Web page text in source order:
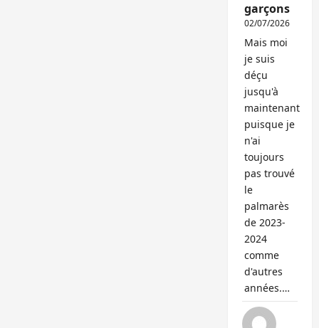
garçons
02/07/2026
Mais moi
je suis
déçu
jusqu'à
maintenant
puisque je
n'ai
toujours
pas trouvé
le
palmarès
de 2023-
2024
comme
d'autres
années.…